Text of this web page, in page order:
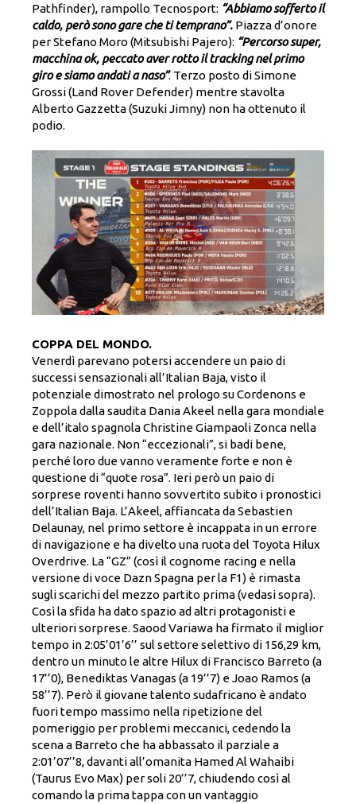
Pathfinder), rampollo Tecnosport: “Abbiamo sofferto il
caldo, però sono gare che ti temprano”. Piazza d’onore
per Stefano Moro (Mitsubishi Pajero): “Percorso super,
macchina ok, peccato aver rotto il tracking nel primo
giro e siamo andati a naso”. Terzo posto di Simone
Grossi (Land Rover Defender) mentre stavolta
Alberto Gazzetta (Suzuki Jimny) non ha ottenuto il
podio.
COPPA DEL MONDO.
Venerdì parevano potersi accendere un paio di
successi sensazionali all’Italian Baja, visto il
potenziale dimostrato nel prologo su Cordenons e
Zoppola dalla saudita Dania Akeel nella gara mondiale
e dell’italo spagnola Christine Giampaoli Zonca nella
gara nazionale. Non “eccezionali”, si badi bene,
perché loro due vanno veramente forte e non è
questione di “quote rosa”. Ieri però un paio di
sorprese roventi hanno sovvertito subito i pronostici
dell’Italian Baja. L’Akeel, affiancata da Sebastien
Delaunay, nel primo settore è incappata in un errore
di navigazione e ha divelto una ruota del Toyota Hilux
Overdrive. La “GZ” (così il cognome racing e nella
versione di voce Dazn Spagna per la F1) è rimasta
sugli scarichi del mezzo partito prima (vedasi sopra).
Così la sfida ha dato spazio ad altri protagonisti e
ulteriori sorprese. Saood Variawa ha firmato il miglior
tempo in 2:05’01’6’’ sul settore selettivo di 156,29 km,
dentro un minuto le altre Hilux di Francisco Barreto (a
17’’0), Benediktas Vanagas (a 19’’7) e Joao Ramos (a
58’’7). Però il giovane talento sudafricano è andato
fuori tempo massimo nella ripetizione del
pomeriggio per problemi meccanici, cedendo la
scena a Barreto che ha abbassato il parziale a
2:01’07’’8, davanti all’omanita Hamed Al Wahaibi
(Taurus Evo Max) per soli 20’’7, chiudendo così al
comando la prima tappa con un vantaggio